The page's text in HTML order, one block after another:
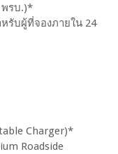
รบ.)*
รับผู้ที่จองภายใน 24
Charger)*
Roadside